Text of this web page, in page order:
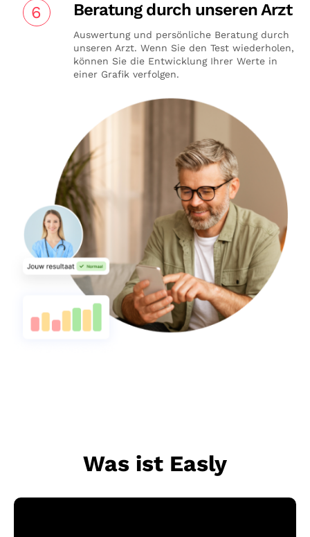
6 Beratung durch unseren Arzt
Auswertung und persönliche Beratung durch
unseren Arzt. Wenn Sie den Test wiederholen,
können Sie die Entwicklung Ihrer Werte in
einer Grafik verfolgen.
Was ist Easly